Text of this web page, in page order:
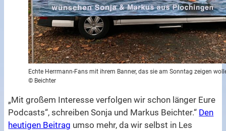
Echte Herrmann-Fans mit ihrem Banner, das sie am Sonntag zeigen
© Beichter
„Mit großem Interesse verfolgen wir schon länger Eure
Podcasts“, schreiben Sonja und Markus Beichter.“ Den
heutigen Beitrag umso mehr, da wir selbst in Les